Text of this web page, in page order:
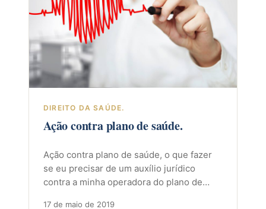
DIREITO DA SAÚDE.
Ação contra plano de saúde.
Ação contra plano de saúde, o que fazer
se eu precisar de um auxílio jurídico
contra a minha operadora do plano de…
17 de maio de 2019